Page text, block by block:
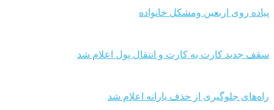
پیاده روی اربعین ومشکل خانواده
سقف جدید کارت به کارت و انتقال پول اعلام شد
راه‌های جلوگیری از حذف یارانه اعلام شد